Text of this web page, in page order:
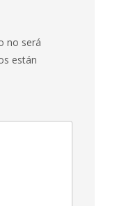
no será
están